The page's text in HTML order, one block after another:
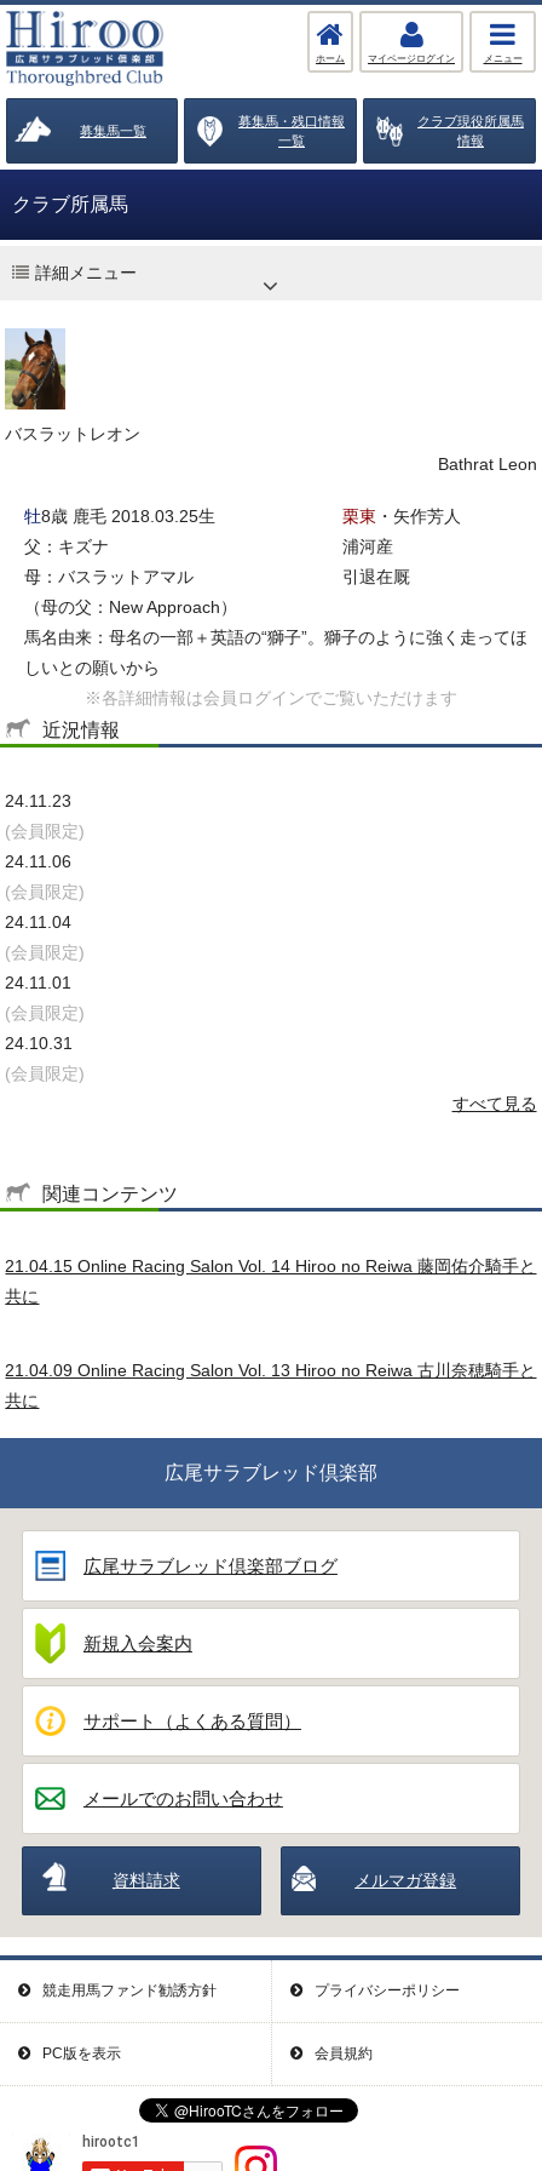
ホーム マイページログイン メニュー
募集馬一覧
募集馬・残口情報
一覧
クラブ現役所属馬
情報
クラブ所属馬
詳細メニュー
バスラットレオン
Bathrat Leon
牡8歳 鹿毛 2018.03.25生 栗東 ・矢作芳人
父：キズナ
浦河産
母：バスラットアマル
引退在厩
（母の父：New Approach）
馬名由来：母名の一部＋英語の“獅子”。獅子のように強く走ってほ
しいとの願いから
※各詳細情報は会員ログインでご覧いただけます
近況情報
24.11.23
(会員限定)
24.11.06
(会員限定)
24.11.04
(会員限定)
24.11.01
(会員限定)
24.10.31
(会員限定)
すべて見る
関連コンテンツ
21.04.15 Online Racing Salon Vol. 14 Hiroo no Reiwa 藤岡佑介騎手と
共に
21.04.09 Online Racing Salon Vol. 13 Hiroo no Reiwa 古川奈穂騎手と
共に
広尾サラブレッド倶楽部
広尾サラブレッド倶楽部ブログ
新規入会案内
サポート（よくある質問）
メールでのお問い合わせ
資料請求 メルマガ登録
競走用馬ファンド勧誘方針 プライバシーポリシー
PC版を表示 会員規約